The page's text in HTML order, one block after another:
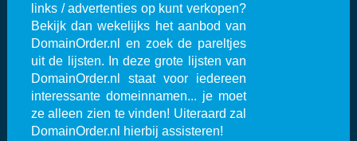
links / advertenties op kunt verkopen?
Bekijk dan wekelijks het aanbod van
DomainOrder.nl en zoek de pareltjes
uit de lijsten. In deze grote lijsten van
DomainOrder.nl staat voor iedereen
interessante domeinnamen... je moet
ze alleen zien te vinden! Uiteraard zal
DomainOrder.nl hierbij assisteren!